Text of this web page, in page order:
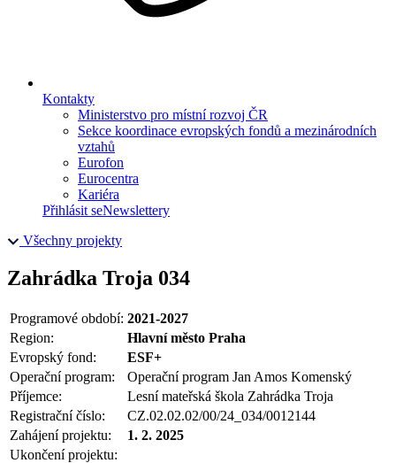
Kontakty
Ministerstvo pro místní rozvoj ČR
Sekce koordinace evropských fondů a mezinárodních
vztahů
Eurofon
Eurocentra
Kariéra
Přihlásit seNewslettery
Všechny projekty
Zahrádka Troja 034
Programové období: 2021-2027
Region:
Hlavní město Praha
Evropský fond:
ESF+
Operační program:
Operační program Jan Amos Komenský
Příjemce:
Lesní mateřská škola Zahrádka Troja
Registrační číslo:
CZ.02.02.02/00/24_034/0012144
Zahájení projektu:
1. 2. 2025
Ukončení projektu: